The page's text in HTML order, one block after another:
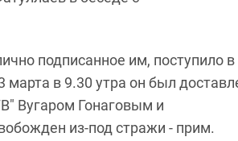
подписанное им, поступило в
в 9.30 утра он был
Вугаром Гонаговым и
из-под стражи - прим.